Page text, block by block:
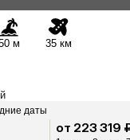
м 35 км
даты
от 223 319